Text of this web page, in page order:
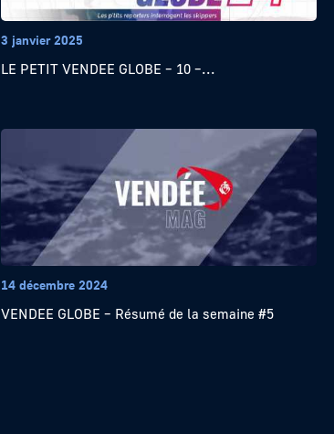
3 janvier 2025
LE PETIT VENDEE GLOBE – 10 –...
14 décembre 2024
VENDEE GLOBE – Résumé de la semaine #5